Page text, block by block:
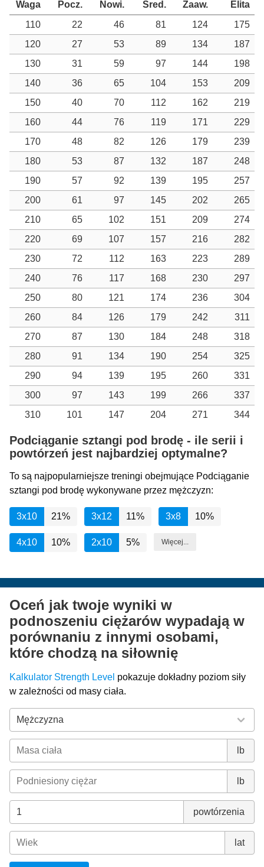
Waga Pocz. Nowi. Śred. Zaaw.
Elita
110
22 46 81 124
175
120
27 53 89 134
187
130
31 59 97 144
198
140
36 65 104 153
209
150
40 70 112 162
219
160
44 76 119 171
229
170
48 82 126 179
239
180
53 87 132 187
248
190
57 92 139 195
257
200
61 97 145 202
265
210
65 102 151 209
274
220
69 107 157 216
282
230
72 112 163 223
289
240
76 117 168 230
297
250
80 121 174 236
304
260
84 126 179 242
311
270
87 130 184 248
318
280
91 134 190 254
325
290
94 139 195 260
331
300
97 143 199 266
337
310
101 147 204 271 344
Podciąganie sztangi pod brodę - ile serii i
powtórzeń jest najbardziej optymalne?
To są najpopularniejsze treningi obejmujące Podciąganie
sztangi pod brodę wykonywane przez mężczyzn:
3x10 21% 3x12 11% 3x8 10%
4x10 10% 2x10 5% Więcej...
Oceń jak twoje wyniki w
podnoszeniu ciężarów wypadają w
porównaniu z innymi osobami,
które chodzą na siłownię
Kalkulator Strength Level pokazuje dokładny poziom siły
w zależności od masy ciała.
lb
lb
powtórzenia
lat